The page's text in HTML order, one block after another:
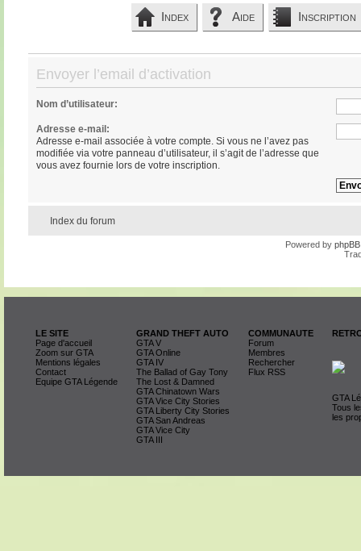
Index Aide Inscription
Envoyer l’email d’activation
Nom d’utilisateur:
Adresse e-mail:
Adresse e-mail associée à votre compte. Si vous ne l’avez pas
modifiée via votre panneau d’utilisateur, il s’agit de l’adresse que
vous avez fournie lors de votre inscription.
Index du forum
Powered by phpBB
LE SITE
Page d'accueil
Zoom sur GTA
Mentions légales
Contact
Equipe GTA Légende
GRAND THEFT AUTO
GTA V
GTA Online
GTA IV
The Ballad of Gay Tony
The Lost & Damned
GTA Chinatown Wars
GTA Vice City Stories
GTA Liberty City Stories
GTA San Andreas
GTA Vice City
GTA III
COMMUNAUTE
Forum
Membres
Rechercher
Flux RSS
GTA
Tous
les